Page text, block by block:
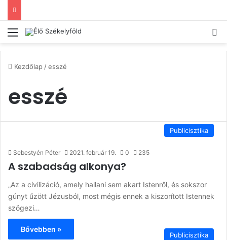
Menü
Kezdőlap /esszé
esszé
Publicisztika
Sebestyén Péter 2021. február 19. 0 235
A szabadság alkonya?
„Az a civilizáció, amely hallani sem akart Istenről, és sokszor
gúnyt űzött Jézusból, most mégis ennek a kiszorított Istennek
szögezi…
Bővebben »
Publicisztika